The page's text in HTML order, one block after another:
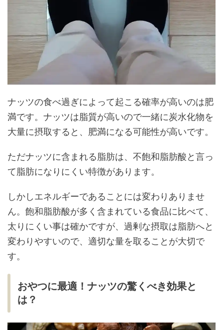
ナッツの食べ過ぎによって起こる確率が高いのは肥
満です。ナッツは脂質が高いので一緒に炭水化物を
大量に摂取すると、肥満になる可能性が高いです。
ただナッツに含まれる脂肪は、不飽和脂肪酸と言っ
て脂肪になりにくい特徴があります。
しかしエネルギーであることには変わりありませ
ん。飽和脂肪酸が多く含まれている食品に比べて、
太りにくい事は確かですが、過剰な摂取は脂肪へと
変わりやすいので、適切な量を取ることが大切で
す。
おやつに最適！ナッツの驚くべき効果と
は？